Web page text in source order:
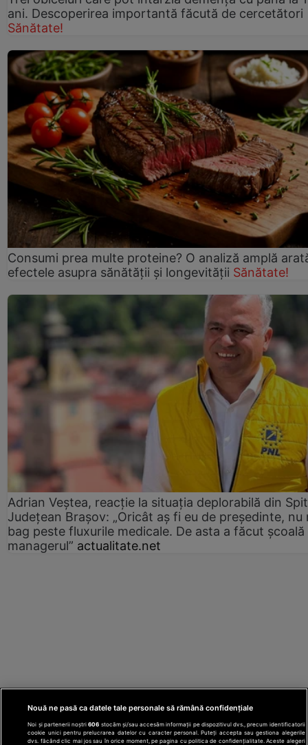
ani. Descoperirea importantă făcută de cercetători
Sănătate!
Consumi prea multe proteine? O analiză amplă
efectele asupra sănătății și longevității Sănătate!
Adrian Veștea, reacție la situația deplorabilă din
Județean Brașov: „Oricât aș fi eu de președinte, nu
bag peste fluxurile medicale. De asta a făcut școală
managerul” actualitate.net
Nouă ne pasă ca datele tale personale să rămână confidențiale
Noi și partenerii noștri606 stocăm și/sau accesăm informații pe dispozitivul dvs., precum identificatorii
cookie unici pentru prelucrarea datelor cu caracter personal. Puteți accepta sau gestiona alegerile
dvs. făcând clic mai jos sau în orice moment, pe pagina cu politica de confidențialitate. Aceste alegeri